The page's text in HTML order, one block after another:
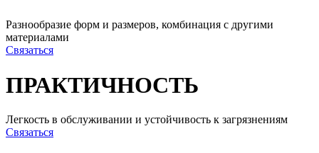
Разнообразие форм и размеров, комбинация с другими
материалами
Связаться
ПРАКТИЧНОСТЬ
Легкость в обслуживании и устойчивость к загрязнениям
Связаться